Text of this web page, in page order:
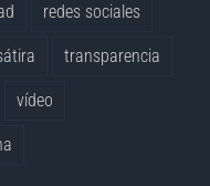
redes sociales
transparencia
vídeo